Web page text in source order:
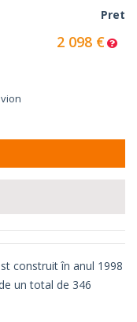
Pret
2 098 €
construit în anul 1998
un total de 346